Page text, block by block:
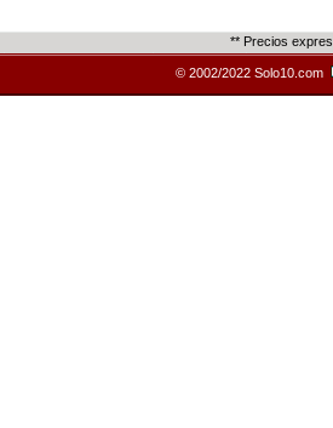
** Precios
© 2002/2022 Solo10.com